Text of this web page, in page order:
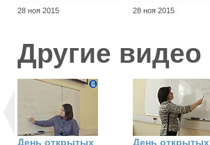
28 ноя 2015 28 ноя 2015
Другие видео
День открытых
День открытых